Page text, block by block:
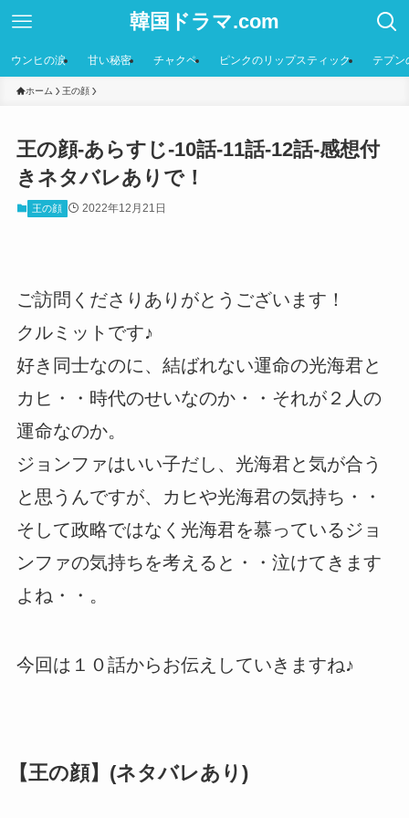
韓国ドラマ.com
ウンヒの涙 甘い秘密 チャクペ ピンクのリップスティック テプン
ホーム 王の顔
王の顔-あらすじ-10話-11話-12話-感想付
きネタバレありで！
王の顔 2022年12月21日
ご訪問くださりありがとうございます！
クルミットです♪
好き同士なのに、結ばれない運命の光海君と
カヒ・・時代のせいなのか・・それが２人の
運命なのか。
ジョンファはいい子だし、光海君と気が合う
と思うんですが、カヒや光海君の気持ち・・
そして政略ではなく光海君を慕っているジョ
ンファの気持ちを考えると・・泣けてきます
よね・・。
今回は１０話からお伝えしていきますね♪
【王の顔】(ネタバレあり)